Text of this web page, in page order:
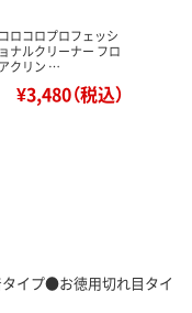
コロコロプロフェッシ
ョナルクリーナー フロ
アクリン …
¥3,480（税込）
イプ●お徳用切れ目タイ